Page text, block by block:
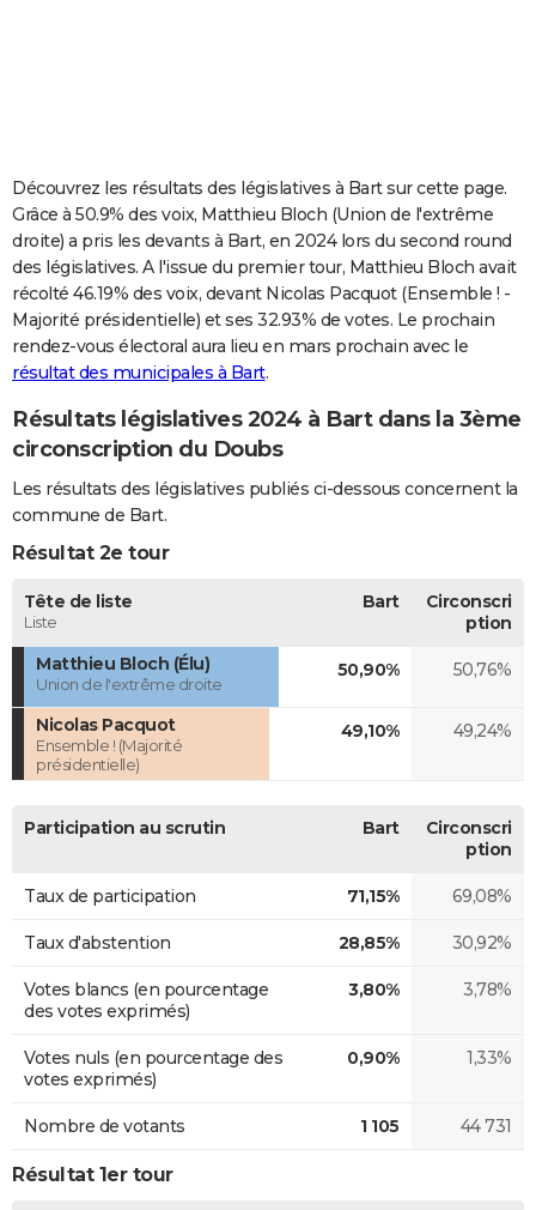
Carte de Noël
Carte Bonne année
Carte Saint-Valentin
Carte Pâques
Carte d'anniversaire
DICTIONNAIRE
Dictionnaire
Biographies
Citations
Expressions
Proverbes
PROGRAMME TV
COPAINS D'AVANT
S'inscrire
Se connecter
Lycées
Collèges
Primaires
Universités
Entreprises
Service militaire
Avis de recherche
AVIS DE DÉCÈS
FORUM
Bricolage
Lifestyle
Culture
Sport
Auto
Television
Voyage
Cinema
Découvrez les résultats des législatives à Bart sur cette page.
Grâce à 50.9% des voix, Matthieu Bloch (Union de l'extrême
droite) a pris les devants à Bart, en 2024 lors du second round
des législatives. A l'issue du premier tour, Matthieu Bloch avait
récolté 46.19% des voix, devant Nicolas Pacquot (Ensemble ! -
Majorité présidentielle) et ses 32.93% de votes. Le prochain
rendez-vous électoral aura lieu en mars prochain avec le
résultat des municipales à Bart.
Résultats législatives 2024 à Bart dans la 3ème
circonscription du Doubs
Les résultats des législatives publiés ci-dessous concernent la
commune de Bart.
Résultat 2e tour
Tête de liste
Liste
Bart
Circonscri
ption
Matthieu Bloch (Élu)
Union de l'extrême droite
50,90% 50,76%
Nicolas Pacquot
Ensemble ! (Majorité
présidentielle)
49,10% 49,24%
Participation au scrutin Bart
Circonscri
ption
Taux de participation 71,15% 69,08%
Taux d'abstention 28,85% 30,92%
Votes blancs (en pourcentage
des votes exprimés)
3,80% 3,78%
Votes nuls (en pourcentage des
votes exprimés)
0,90% 1,33%
Nombre de votants 1 105 44 731
Résultat 1er tour